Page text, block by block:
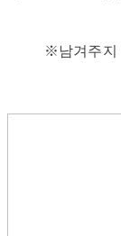
※남겨주지